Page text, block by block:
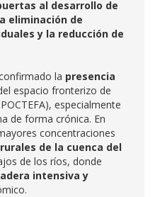
al desarrollo de
eliminación de
y la reducción de
la presencia
espacio fronterizo de
especialmente
de forma crónica. En
concentraciones
de la cuenca del
de los ríos, donde
intensiva y